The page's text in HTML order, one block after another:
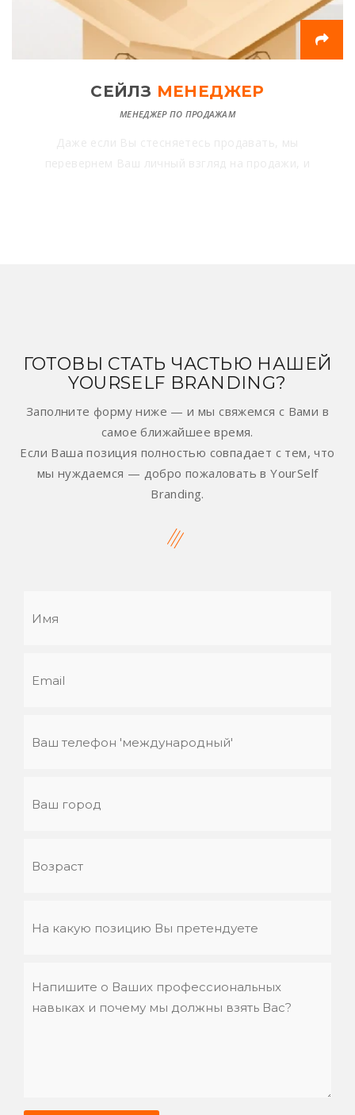
СЕЙЛЗ МЕНЕДЖЕР
МЕНЕДЖЕР ПО ПРОДАЖАМ
ГОТОВЫ СТАТЬ ЧАСТЬЮ НАШЕЙ
YOURSELF BRANDING?
Заполните форму ниже — и мы свяжемся с Вами в
самое ближайшее время.
Если Ваша позиция полностью совпадает с тем, что
мы нуждаемся — добро пожаловать в YourSelf
Branding.